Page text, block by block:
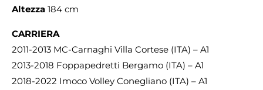
Altezza 184 cm
CARRIERA
2011-2013 MC-Carnaghi Villa Cortese (ITA) – A1
2013-2018 Foppapedretti Bergamo (ITA) – A1
2018-2022 Imoco Volley Conegliano (ITA) – A1